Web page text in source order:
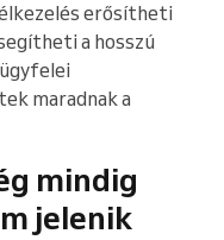
erősítheti
a hosszú
maradnak a
mindig
jelenik